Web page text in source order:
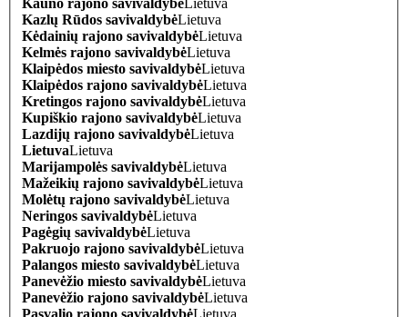
Kauno rajono savivaldybėLietuva
Kazlų Rūdos savivaldybėLietuva
Kėdainių rajono savivaldybėLietuva
Kelmės rajono savivaldybėLietuva
Klaipėdos miesto savivaldybėLietuva
Klaipėdos rajono savivaldybėLietuva
Kretingos rajono savivaldybėLietuva
Kupiškio rajono savivaldybėLietuva
Lazdijų rajono savivaldybėLietuva
LietuvaLietuva
Marijampolės savivaldybėLietuva
Mažeikių rajono savivaldybėLietuva
Molėtų rajono savivaldybėLietuva
Neringos savivaldybėLietuva
Pagėgių savivaldybėLietuva
Pakruojo rajono savivaldybėLietuva
Palangos miesto savivaldybėLietuva
Panevėžio miesto savivaldybėLietuva
Panevėžio rajono savivaldybėLietuva